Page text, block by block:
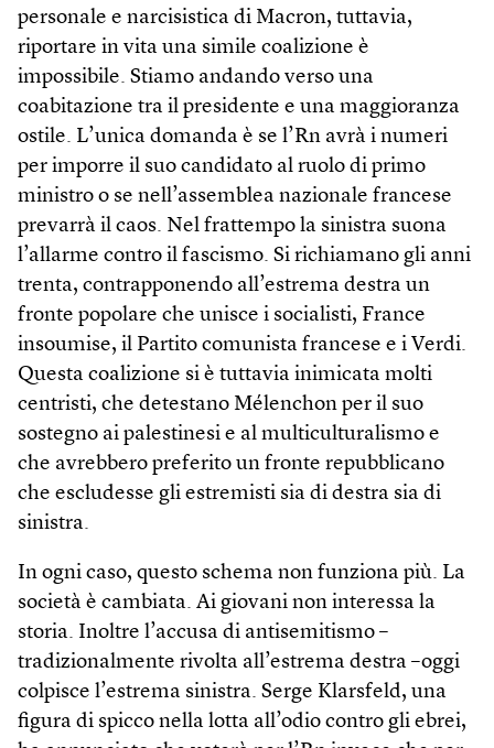
personale e narcisistica di Macron, tuttavia,
riportare in vita una simile coalizione è
impossibile. Stiamo andando verso una
coabitazione tra il presidente e una maggioranza
ostile. L’unica domanda è se l’Rn avrà i numeri
per imporre il suo candidato al ruolo di primo
ministro o se nell’assemblea nazionale francese
prevarrà il caos. Nel frattempo la sinistra suona
l’allarme contro il fascismo. Si richiamano gli anni
trenta, contrapponendo all’estrema destra un
fronte popolare che unisce i socialisti, France
insoumise, il Partito comunista francese e i Verdi.
Questa coalizione si è tuttavia inimicata molti
centristi, che detestano Mélenchon per il suo
sostegno ai palestinesi e al multiculturalismo e
che avrebbero preferito un fronte repubblicano
che escludesse gli estremisti sia di destra sia di
sinistra.
In ogni caso, questo schema non funziona più. La
società è cambiata. Ai giovani non interessa la
storia. Inoltre l’accusa di antisemitismo –
tradizionalmente rivolta all’estrema destra –oggi
colpisce l’estrema sinistra. Serge Klarsfeld, una
figura di spicco nella lotta all’odio contro gli ebrei,